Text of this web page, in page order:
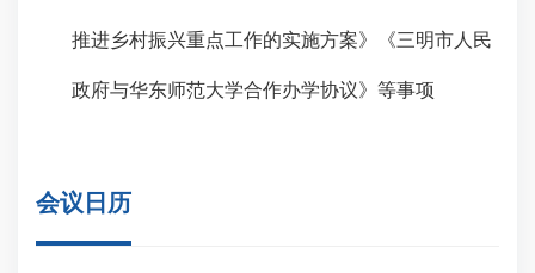
推进乡村振兴重点工作的实施方案》《三明市人民
政府与华东师范大学合作办学协议》等事项
会议日历